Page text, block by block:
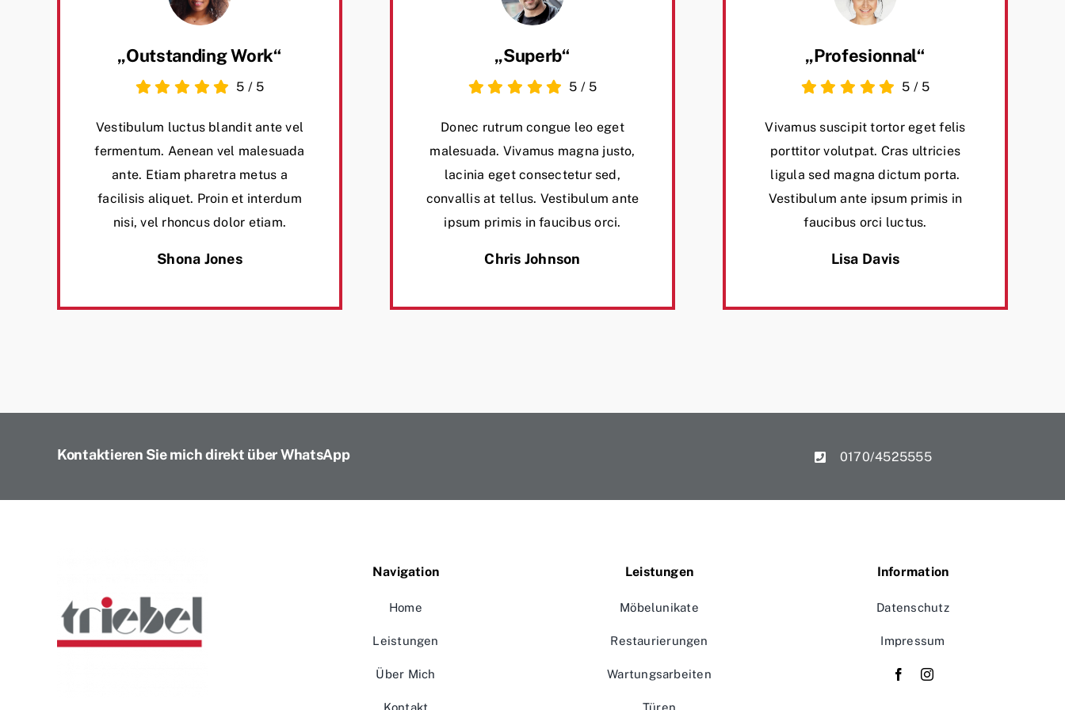
„Outstanding Work“
5 / 5
Vestibulum luctus blandit ante vel
fermentum. Aenean vel malesuada
ante. Etiam pharetra metus a
facilisis aliquet. Proin et interdum
nisi, vel rhoncus dolor etiam.
Shona Jones
„Superb“
5 / 5
Donec rutrum congue leo eget
malesuada. Vivamus magna justo,
lacinia eget consectetur sed,
convallis at tellus. Vestibulum ante
ipsum primis in faucibus orci.
Chris Johnson
„Profesionnal“
5 / 5
Vivamus suscipit tortor eget felis
porttitor volutpat. Cras ultricies
ligula sed magna dictum porta.
Vestibulum ante ipsum primis in
faucibus orci luctus.
Lisa Davis
Kontaktieren Sie mich direkt über WhatsApp 0170/4525555
Navigation
Home
Leistungen
Über Mich
Leistungen
Möbelunikate
Restaurierungen
Wartungsarbeiten
Information
Datenschutz
Impressum